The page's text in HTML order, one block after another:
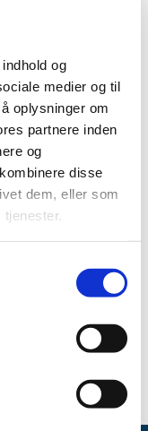
og
medier og til
oplysninger om
partnere inden
og
disse
dem, eller som
2018024007
XVG-L